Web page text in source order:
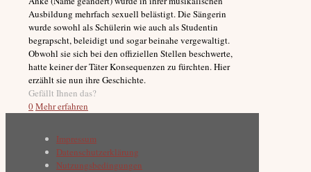
Ausbildung mehrfach sexuell belästigt. Die Sängerin
wurde sowohl als Schülerin wie auch als Studentin
begrapscht, beleidigt und sogar beinahe vergewaltigt.
Obwohl sie sich bei den offiziellen Stellen beschwerte,
hatte keiner der Täter Konsequenzen zu fürchten. Hier
erzählt sie nun ihre Geschichte.
Gefällt Ihnen das?
0Mehr erfahren
Impressum
Datenschutzerklärung
Nutzungsbedingungen